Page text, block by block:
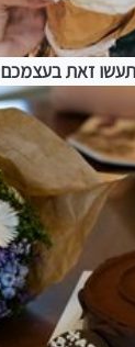
זאת בעצמכם